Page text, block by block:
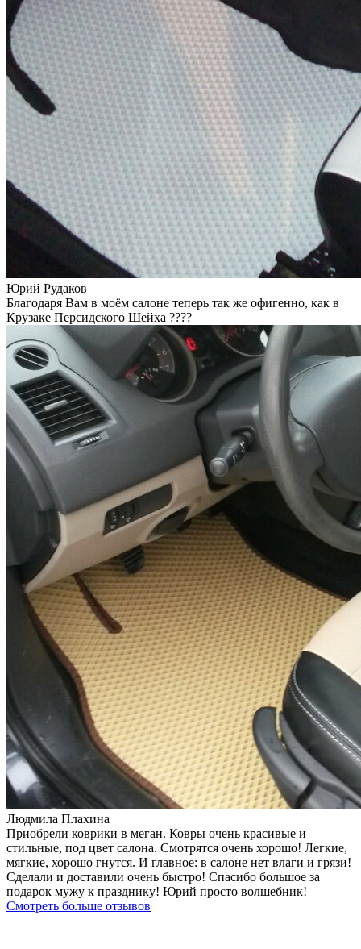
Юрий Рудаков
Благодаря Вам в моём салоне теперь так же офигенно, как в
Крузаке Персидского Шейха ????
Людмила Плахина
Приобрели коврики в меган. Ковры очень красивые и
стильные, под цвет салона. Смотрятся очень хорошо! Легкие,
мягкие, хорошо гнутся. И главное: в салоне нет влаги и грязи!
Сделали и доставили очень быстро! Спасибо большое за
подарок мужу к празднику! Юрий просто волшебник!
Смотреть больше отзывов